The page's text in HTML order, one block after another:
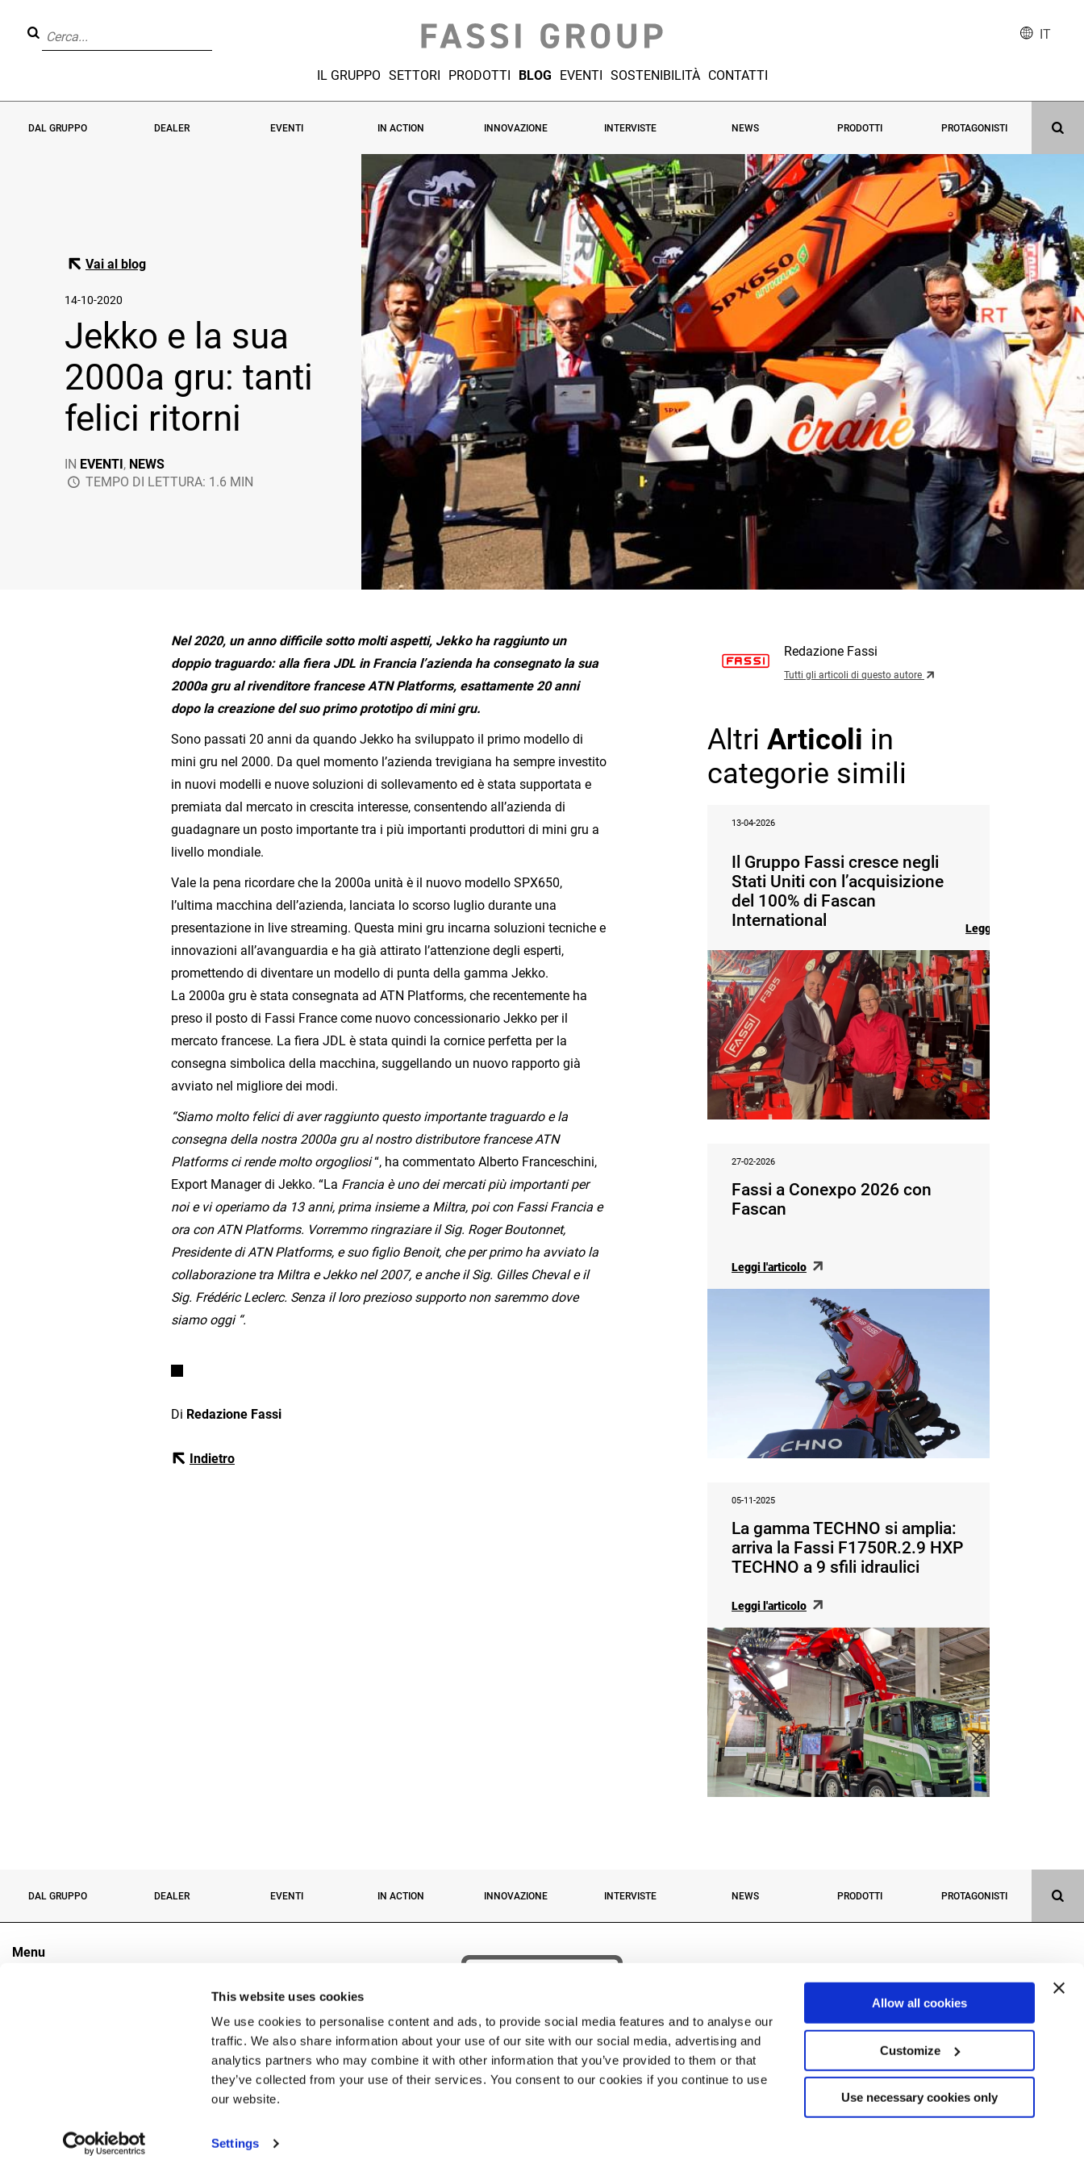
This website uses cookies
We use cookies to personalise content and ads, to provide social media features and to analyse our
traffic. We also share information about your use of our site with our social media, advertising and
analytics partners who may combine it with other information that you’ve provided to them or that
they’ve collected from your use of their services. You consent to our cookies if you continue to use
our website.
Settings
Allow all cookies
Customize
Use necessary cookies only
IL GRUPPO SETTORI PRODOTTI BLOG EVENTI SOSTENIBILITÀ CONTATTI
IT
DAL GRUPPO DEALER EVENTI IN ACTION INNOVAZIONE INTERVISTE NEWS PRODOTTI PROTAGONISTI
Vai al blog
14-10-2020
Jekko e la sua
2000a gru: tanti
felici ritorni
IN EVENTI, NEWS
TEMPO DI LETTURA: 1.6 MIN
Nel 2020, un anno difficile sotto molti aspetti, Jekko ha raggiunto un
doppio traguardo: alla fiera JDL in Francia l’azienda ha consegnato la sua
2000a gru al rivenditore francese ATN Platforms, esattamente 20 anni
dopo la creazione del suo primo prototipo di mini gru.
Sono passati 20 anni da quando Jekko ha sviluppato il primo modello di
mini gru nel 2000. Da quel momento l’azienda trevigiana ha sempre investito
in nuovi modelli e nuove soluzioni di sollevamento ed è stata supportata e
premiata dal mercato in crescita interesse, consentendo all’azienda di
guadagnare un posto importante tra i più importanti produttori di mini gru a
livello mondiale.
Vale la pena ricordare che la 2000a unità è il nuovo modello SPX650,
l’ultima macchina dell’azienda, lanciata lo scorso luglio durante una
presentazione in live streaming. Questa mini gru incarna soluzioni tecniche e
innovazioni all’avanguardia e ha già attirato l’attenzione degli esperti,
promettendo di diventare un modello di punta della gamma Jekko.
La 2000a gru è stata consegnata ad ATN Platforms, che recentemente ha
preso il posto di Fassi France come nuovo concessionario Jekko per il
mercato francese. La fiera JDL è stata quindi la cornice perfetta per la
consegna simbolica della macchina, suggellando un nuovo rapporto già
avviato nel migliore dei modi.
“Siamo molto felici di aver raggiunto questo importante traguardo e la
consegna della nostra 2000a gru al nostro distributore francese ATN
Platforms ci rende molto orgogliosi“, ha commentato Alberto Franceschini,
Export Manager di Jekko. “La Francia è uno dei mercati più importanti per
noi e vi operiamo da 13 anni, prima insieme a Miltra, poi con Fassi Francia e
ora con ATN Platforms. Vorremmo ringraziare il Sig. Roger Boutonnet,
Presidente di ATN Platforms, e suo figlio Benoit, che per primo ha avviato la
collaborazione tra Miltra e Jekko nel 2007, e anche il Sig. Gilles Cheval e il
Sig. Frédéric Leclerc. Senza il loro prezioso supporto non saremmo dove
siamo oggi “.
Di Redazione Fassi
Indietro
Redazione Fassi
Tutti gli articoli di questo autore
Altri Articoli in
categorie simili
13-04-2026
Il Gruppo Fassi cresce negli
Stati Uniti con l’acquisizione
del 100% di Fascan
International
Leggi l'articolo
27-02-2026
Fassi a Conexpo 2026 con
Fascan
Leggi l'articolo
05-11-2025
La gamma TECHNO si amplia:
arriva la Fassi F1750R.2.9 HXP
TECHNO a 9 sfili idraulici
Leggi l'articolo
DAL GRUPPO DEALER EVENTI IN ACTION INNOVAZIONE INTERVISTE NEWS PRODOTTI PROTAGONISTI
Menu
Copyright © 2026 Fassi Group. FASSI GRU S.p.A. Socio unico – Sede: via Roma, 110 – 24021 Albino (BG) Italy